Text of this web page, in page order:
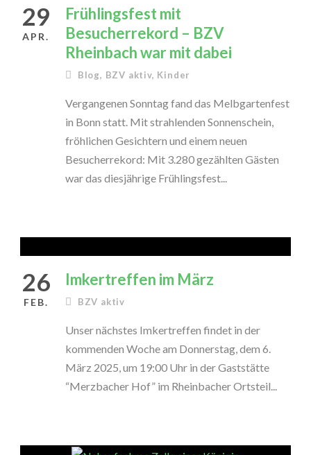
29
APR.
Frühlingsfest mit
Besucherrekord – BZV
Rheinbach war mit dabei
Blog, BZV aktiv, Kinder
Vergangenen Sonntag fand das Melbgartenfest
in Bonn statt. Mit strahlenden Sonnenschein,
fröhlichen Gesichtern und einem neuen
Besucherrekord: Mit 3.280 gezählten Gästen
war das diesjährige Frühlingsfest...
26
FEB.
Imkertreffen im März
BZV aktiv
Unser nächstes Imkertreffen findet in der
kommenden Woche am Donnerstag, dem 6.
März 2025, um 19:00 Uhr in der Gaststätte
“Merzbacher Hof” im Rheinbacher Ortsteil...